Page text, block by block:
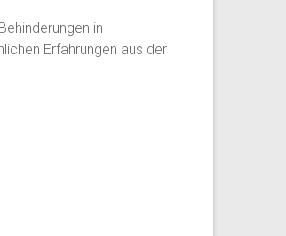
in
Erfahrungen aus der